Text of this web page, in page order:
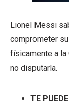
Lionel Messi
comprometer
físicamente a la
no disputarla.
TE